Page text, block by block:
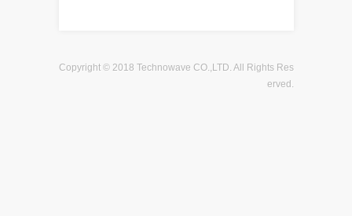
Copyright © 2018 Technowave CO.,LTD. All Rights Res
erved.